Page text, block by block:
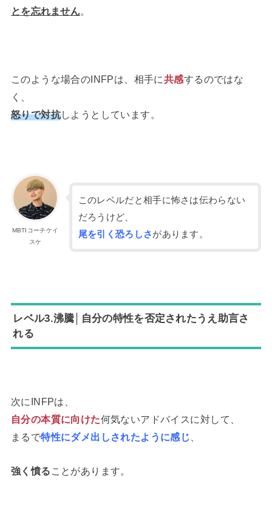
とを忘れません。
このような場合のINFPは、相手に共感するのではな
く、
怒りで対抗しようとしています。
MBTIコーチケイ
スケ
このレベルだと相手に怖さは伝わらない
だろうけど、
尾を引く恐ろしさがあります。
レベル3.沸騰│自分の特性を否定されたうえ助言さ
れる
次にINFPは、
自分の本質に向けた何気ないアドバイスに対して、
まるで特性にダメ出しされたように感じ
強く憤る ことがあります。